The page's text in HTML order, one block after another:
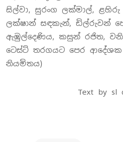
සිල්වා, සුරංග ලක්මාල්, ළහිරු
ලක්ෂාන් සඳකැන්, ඩිල්රුවන්
ඇඹුල්දෙණිය, කසුන් රජිත,
ටෙස්ට් තරගයට පෙර
නියමිතය)
Text by sl